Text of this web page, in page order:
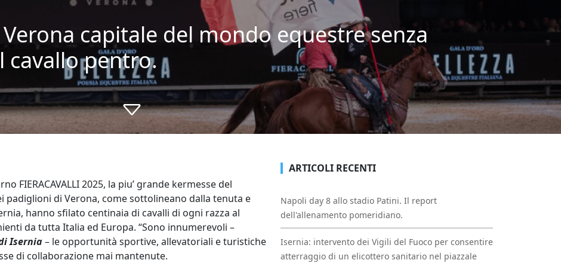
capitale del mondo equestre senza
cavallo pentro.
FIERACAVALLI 2025, la piu’ grande kermesse del
padiglioni di Verona, come sottolineano dalla tenuta e
hanno sfilato centinaia di cavalli di ogni razza al
da tutta Italia ed Europa. “Sono innumerevoli –
Isernia– le opportunità sportive, allevatoriali e turistiche
di collaborazione mai mantenute.
ARTICOLI RECENTI
Napoli day 8 allo stadio Patini. Il report
dell'allenamento pomeridiano.
Isernia: intervento dei Vigili del Fuoco per consentire
atterraggio di un elicottero sanitario nel piazzale